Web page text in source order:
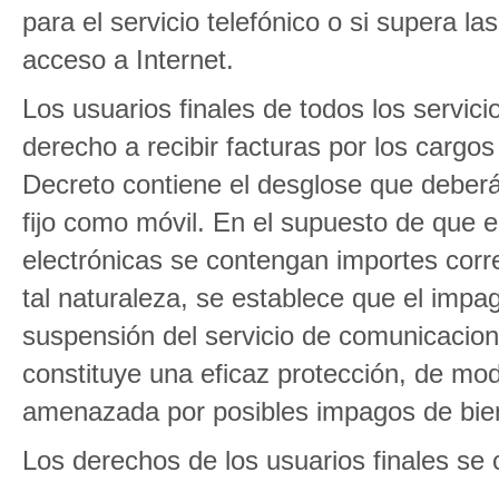
para el servicio telefónico o si supera
acceso a Internet.
Los usuarios finales de todos los
derecho a recibir facturas por los
Decreto contiene el desglose que
fijo como móvil. En el supuesto de que
electrónicas se contengan importes
tal naturaleza, se establece que el
suspensión del servicio de
constituye una eficaz protección, de
amenazada por posibles impagos de
Los derechos de los usuarios finales